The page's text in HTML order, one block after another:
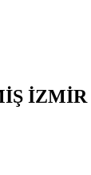
İZMİR